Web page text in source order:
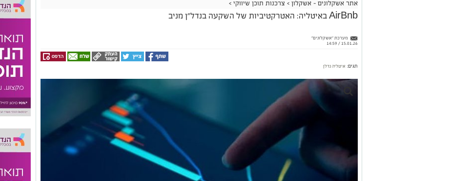
אתר אשקלונים - אשקלון> צרכנות תוכן שיווקי >
AirBnb באיטליה: האטרקטיביות של השקעה בנדל"ן מניב
מערכת "אשקלונים"
15.01.26 / 14:59
תגים: איטליהנדלן